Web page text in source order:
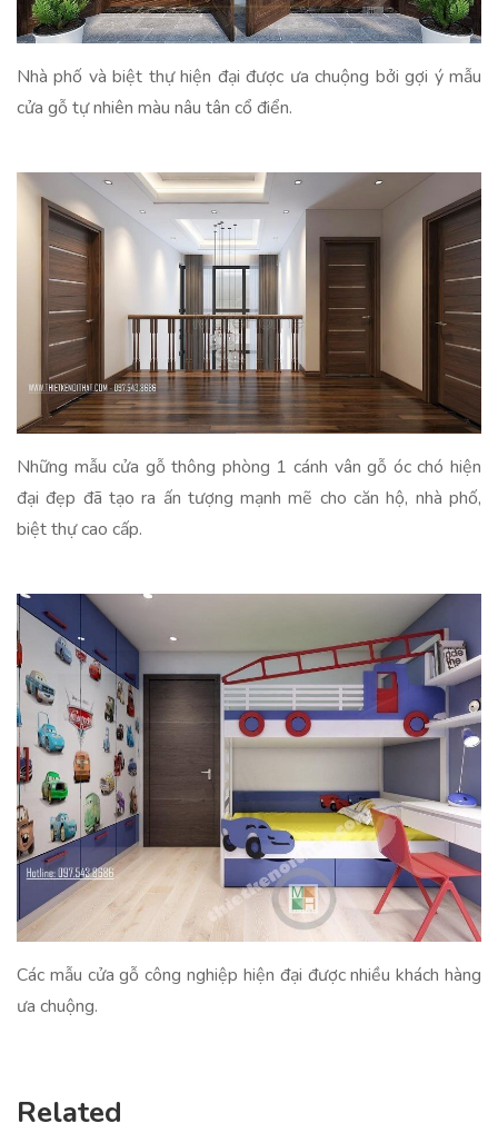
Nhà phố và biệt thự hiện đại được ưa chuộng bởi gợi ý mẫu
cửa gỗ tự nhiên màu nâu tân cổ điển.
Những mẫu cửa gỗ thông phòng 1 cánh vân gỗ óc chó hiện
đại đẹp đã tạo ra ấn tượng mạnh mẽ cho căn hộ, nhà phố,
biệt thự cao cấp.
Các mẫu cửa gỗ công nghiệp hiện đại được nhiều khách hàng
ưa chuộng.
Related